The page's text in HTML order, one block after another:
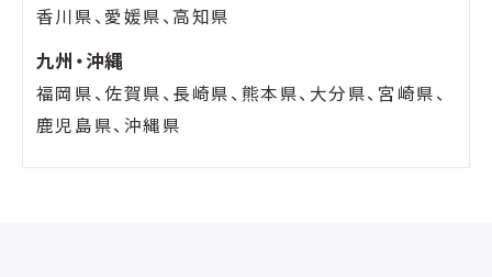
香川県、愛媛県、高知県
九州・沖縄
福岡県、佐賀県、長崎県、熊本県、大分県、宮崎県、
鹿児島県、沖縄県